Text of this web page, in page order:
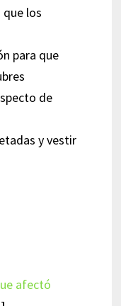
los
para que
de
y vestir
afectó